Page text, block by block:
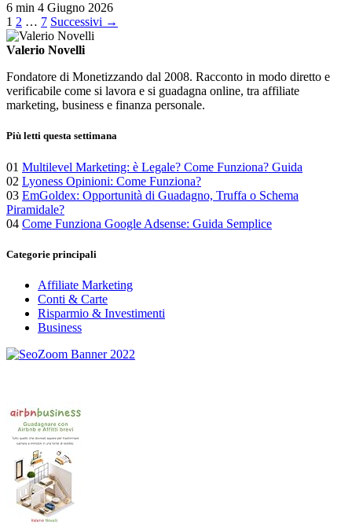
6 min 4 Giugno 2026
Paginazione
degli
articoli
1 2 … 7 Successivi →
Valerio Novelli
Fondatore di Monetizzando dal 2008. Racconto in modo diretto e
verificabile come si lavora e si guadagna online, tra affiliate
marketing, business e finanza personale.
Più letti questa settimana
01 Multilevel Marketing: è Legale? Come Funziona? Guida
02 Lyoness Opinioni: Come Funziona?
03 EmGoldex: Opportunità di Guadagno, Truffa o Schema
Piramidale?
04 Come Funziona Google Adsense: Guida Semplice
Categorie principali
Affiliate Marketing
Conti & Carte
Risparmio & Investimenti
Business